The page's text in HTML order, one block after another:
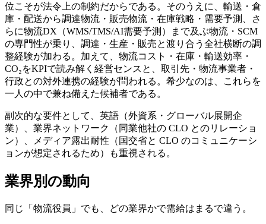
位こそが法令上の制約だからである。そのうえに、輸送・倉
庫・配送から調達物流・販売物流・在庫戦略・需要予測、さ
らに物流DX（WMS/TMS/AI需要予測）まで及ぶ物流・SCM
の専門性が乗り、調達・生産・販売と渡り合う全社横断の調
整経験が加わる。加えて、物流コスト・在庫・輸送効率・
CO₂をKPIで読み解く経営センスと、取引先・物流事業者・
行政との対外連携の経験が問われる。希少なのは、これらを
一人の中で兼ね備えた候補者である。
副次的な要件として、英語（外資系・グローバル展開企
業）、業界ネットワーク（同業他社の CLO とのリレーショ
ン）、メディア露出耐性（国交省と CLO のコミュニケーシ
ョンが想定されるため）も重視される。
業界別の動向
同じ「物流役員」でも、どの業界かで需給はまるで違う。